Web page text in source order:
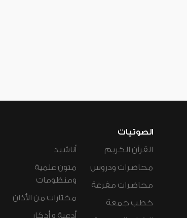
الصوتيات
القرآن الكريم
محاضرات ودروس
محاضرات مفرغة
خطب جمعة
أناشيد
متون علمية
ومنظومات
مختارات من الأذان
أدعية و أذكار